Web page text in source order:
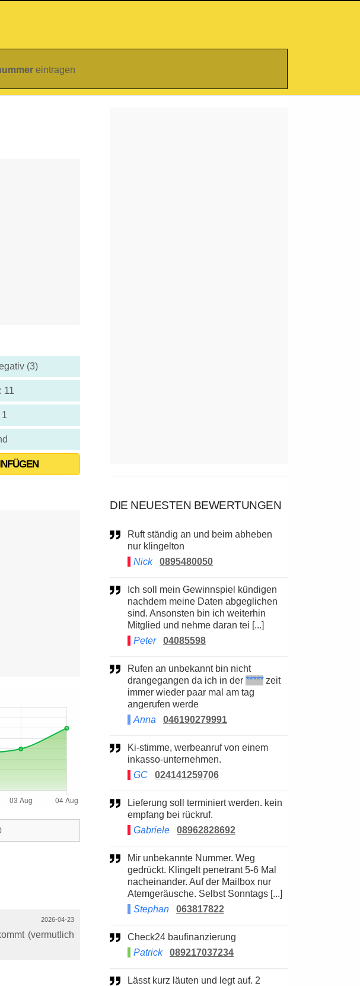
eintragen
(3)
11
2026-04-23
(vermutlich
DIE NEUESTEN BEWERTUNGEN
Ruft ständig an und beim abheben
nur klingelton
Nick
0895480050
nachdem meine Daten abgeglichen
sind. Ansonsten bin ich weiterhin
Mitglied und nehme daran tei [...]
Peter
04085598
Rufen an unbekannt bin nicht
drangegangen da ich in der *****zeit
immer wieder paar mal am tag
angerufen werde
Anna
046190279991
Ki-stimme, werbeanruf von einem
inkasso-unternehmen.
GC
024141259706
Lieferung soll terminiert werden. kein
empfang bei rückruf.
Gabriele
08962828692
Mir unbekannte Nummer. Weg
gedrückt. Klingelt penetrant 5-6 Mal
nacheinander. Auf der Mailbox nur
Atemgeräusche. Selbst Sonntags [...]
Stephan
063817822
Check24 baufinanzierung
Patrick
089217037234
Lässt kurz läuten und legt auf. 2